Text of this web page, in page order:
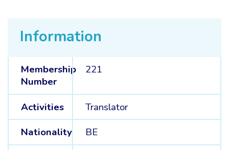
Information
Membership
Number
221
Activities
Translator
Nationality
BE